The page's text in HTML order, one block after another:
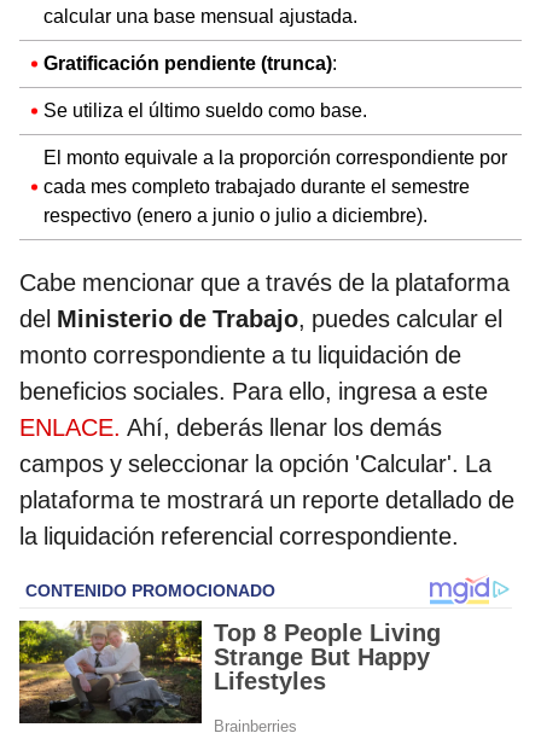
calcular una base mensual ajustada.
Gratificación pendiente (trunca):
Se utiliza el último sueldo como base.
El monto equivale a la proporción correspondiente por
cada mes completo trabajado durante el semestre
respectivo (enero a junio o julio a diciembre).
Cabe mencionar que a través de la plataforma
del Ministerio de Trabajo, puedes calcular el
monto correspondiente a tu liquidación de
beneficios sociales. Para ello, ingresa a este
ENLACE. Ahí, deberás llenar los demás
campos y seleccionar la opción 'Calcular'. La
plataforma te mostrará un reporte detallado de
la liquidación referencial correspondiente.